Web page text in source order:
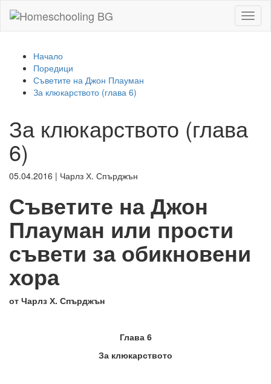
Начало
Поредици
Съветите на Джон Плауман
За клюкарството (глава 6)
За клюкарството (глава
6)
05.04.2016 | Чарлз Х. Спърджън
Съветите на Джон
Плауман или прости
съвети за обикновени
хора
от Чарлз Х. Спърджън
Глава 6
За клюкарството